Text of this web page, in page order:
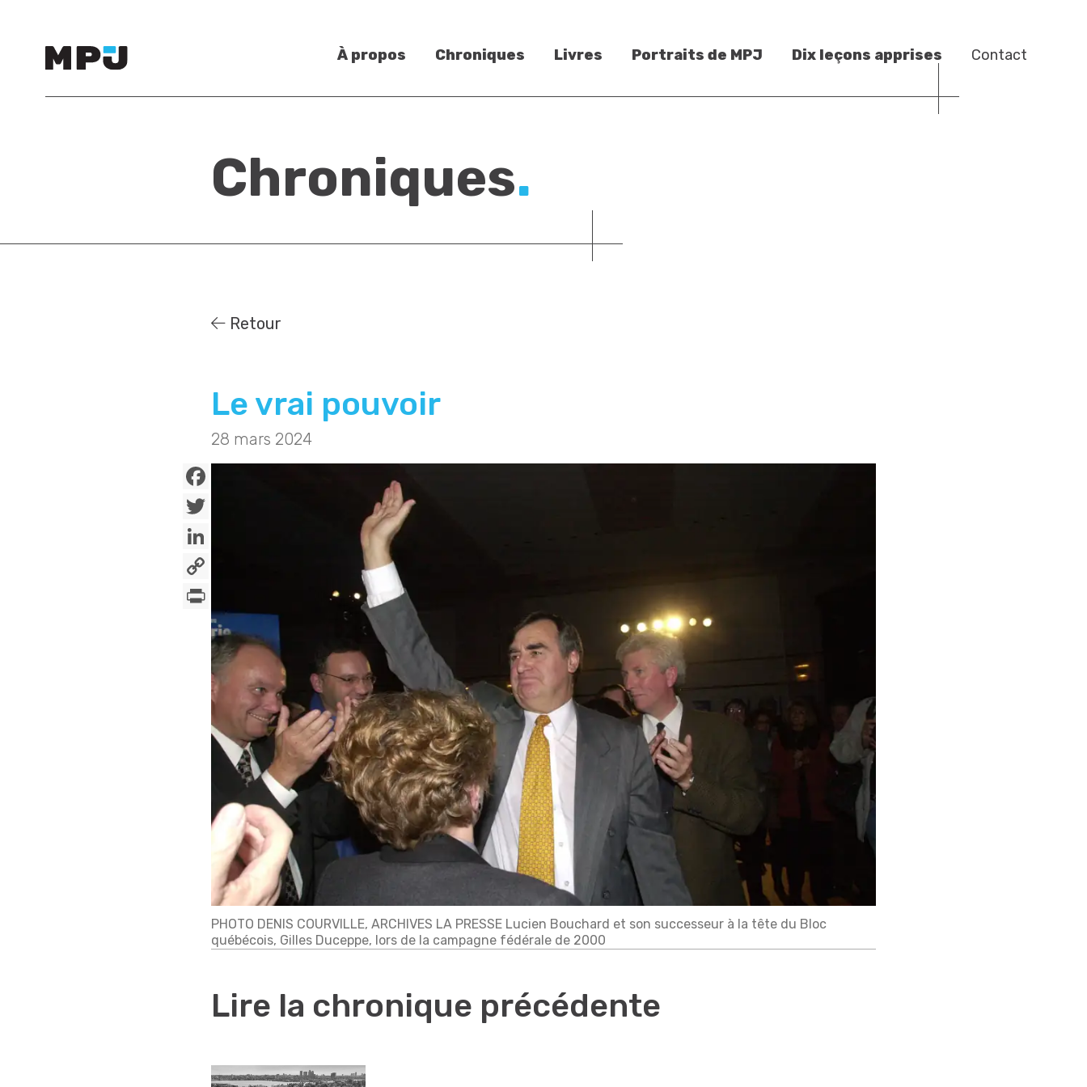
À propos Chroniques Livres Portraits de MPJ Dix leçons apprises Contact
Chroniques.
Retour
Le vrai pouvoir
28 mars 2024
Facebook
PHOTO DENIS COURVILLE, ARCHIVES LA PRESSE Lucien Bouchard et son successeur à la tête du Bloc
québécois, Gilles Duceppe, lors de la campagne fédérale de 2000
Lire la chronique précédente